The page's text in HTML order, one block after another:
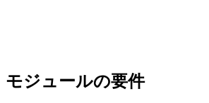
モジュールの要件